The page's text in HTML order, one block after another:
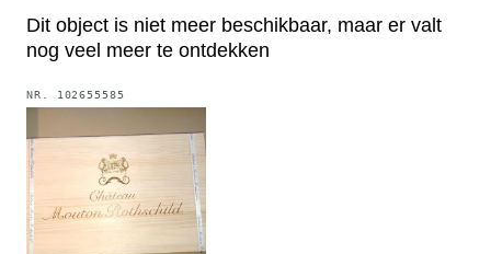
Dit object is niet meer beschikbaar, maar er valt
nog veel meer te ontdekken
NR. 102655585